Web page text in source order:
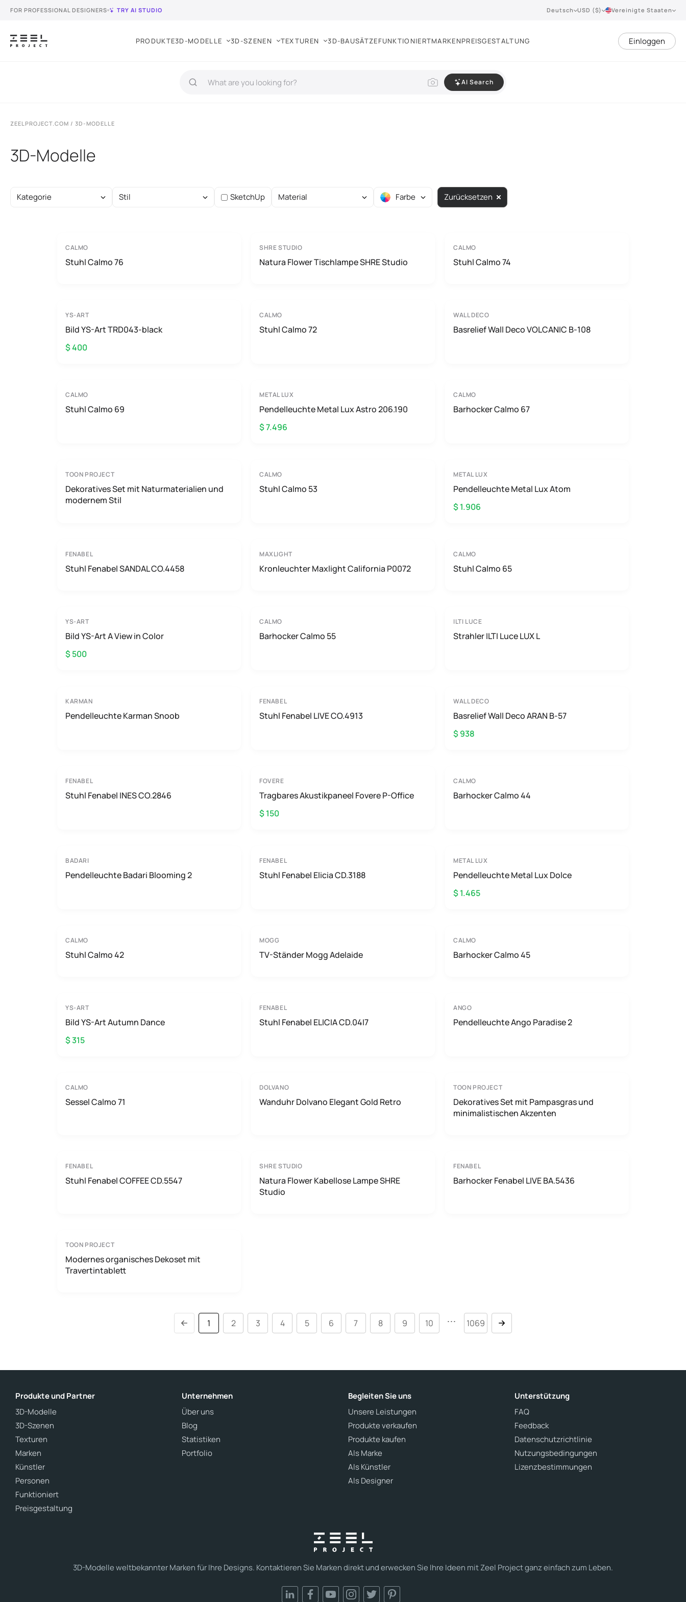
FOR PROFESSIONAL DESIGNERS TRY AI STUDIO Deutsch USD ($) Vereinigte Staaten
PRODUKTE3D-MODELLE 3D-SZENEN TEXTUREN 3D-BAUSÄTZEFUNKTIONIERTMARKENPREISGESTALTUNG Einloggen
AI Search
ZEELPROJECT.COM / 3D-MODELLE
3D-Modelle
Kategorie Stil SketchUp Material Farbe Zurücksetzen
CALMO
Stuhl Calmo 76
SHRE STUDIO
Natura Flower Tischlampe SHRE Studio
CALMO
Stuhl Calmo 74
YS-ART
Bild YS-Art TRD043-black
$ 400
CALMO
Stuhl Calmo 72
WALL DECO
Basrelief Wall Deco VOLCANIC B-108
CALMO
Stuhl Calmo 69
METAL LUX
Pendelleuchte Metal Lux Astro 206.190
$ 7.496
CALMO
Barhocker Calmo 67
TOON PROJECT
Dekoratives Set mit Naturmaterialien und
modernem Stil
CALMO
Stuhl Calmo 53
METAL LUX
Pendelleuchte Metal Lux Atom
$ 1.906
FENABEL
Stuhl Fenabel SANDAL CO.4458
MAXLIGHT
Kronleuchter Maxlight California P0072
CALMO
Stuhl Calmo 65
YS-ART
Bild YS-Art A View in Color
$ 500
CALMO
Barhocker Calmo 55
ILTI LUCE
Strahler ILTI Luce LUX L
KARMAN
Pendelleuchte Karman Snoob
FENABEL
Stuhl Fenabel LIVE CO.4913
WALL DECO
Basrelief Wall Deco ARAN B-57
$ 938
FENABEL
Stuhl Fenabel INES CO.2846
FOVERE
Tragbares Akustikpaneel Fovere P-Office
$ 150
CALMO
Barhocker Calmo 44
BADARI
Pendelleuchte Badari Blooming 2
FENABEL
Stuhl Fenabel Elicia CD.3188
METAL LUX
Pendelleuchte Metal Lux Dolce
$ 1.465
CALMO
Stuhl Calmo 42
MOGG
TV-Ständer Mogg Adelaide
CALMO
Barhocker Calmo 45
YS-ART
Bild YS-Art Autumn Dance
$ 315
FENABEL
Stuhl Fenabel ELICIA CD.04I7
ANGO
Pendelleuchte Ango Paradise 2
CALMO
Sessel Calmo 71
DOLVANO
Wanduhr Dolvano Elegant Gold Retro
TOON PROJECT
Dekoratives Set mit Pampasgras und
minimalistischen Akzenten
FENABEL
Stuhl Fenabel COFFEE CD.5547
SHRE STUDIO
Natura Flower Kabellose Lampe SHRE
Studio
FENABEL
Barhocker Fenabel LIVE BA.5436
TOON PROJECT
Modernes organisches Dekoset mit
Travertintablett
1 2 3 4 5 6 7 8 9 10 ... 1069
3D-Modelle weltbekannter Marken für Ihre Designs. Kontaktieren Sie Marken direkt und erwecken Sie Ihre Ideen mit Zeel Project ganz einfach zum Leben.
Produkte und Partner
3D-Modelle
3D-Szenen
Texturen
Marken
Künstler
Personen
Funktioniert
Preisgestaltung
Unternehmen
Über uns
Blog
Statistiken
Portfolio
Begleiten Sie uns
Unsere Leistungen
Produkte verkaufen
Produkte kaufen
Als Marke
Als Künstler
Als Designer
Unterstützung
FAQ
Feedback
Datenschutzrichtlinie
Nutzungsbedingungen
Lizenzbestimmungen